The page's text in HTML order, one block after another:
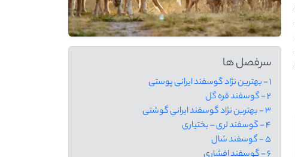
سرفصل ها
1 - بهترین نژاد گوسفند ایرانی پوستی
2 - گوسفند قره گل
3 - بهترین نژاد گوسفند ایرانی گوشتی
4 - گوسفند لری – بختیاری
5 - گوسفند شال